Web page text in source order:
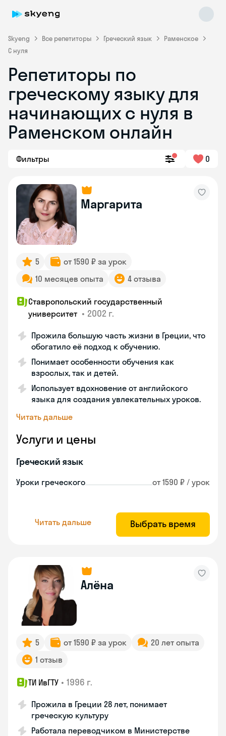
Skyeng Все репетиторы Греческий язык
Раменское
С нуля
Репетиторы по
греческому языку для
начинающих с нуля в
Раменском онлайн
Фильтры 0
Маргарита
5
от 1590 ₽ за урок
10 месяцев опыта
4 отзыва
Ставропольский государственный
университет • 2002 г.
Прожила большую часть жизни в Греции, что
обогатило её подход к обучению.
Понимает особенности обучения как
взрослых, так и детей.
Использует вдохновение от английского
языка для создания увлекательных уроков.
Читать дальше
Услуги и цены
Греческий язык
Уроки греческого от 1590 ₽ / урок
Читать дальше Выбрать время
Алёна
5 от 1590 ₽ за урок
20 лет опыта
1 отзыв
ТИ ИвГТУ • 1996 г.
Прожила в Греции 28 лет, понимает
греческую культуру
Работала переводчиком в Министерстве
Skyeng Chat
online